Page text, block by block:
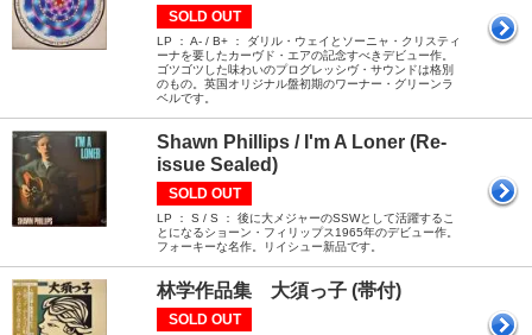
SOLD OUT
LP ： A- / B+ ： ダリル・ウェイとソーニャ・クリスティ
ーナを要したカーヴド・エアの記念すべきデビュー作。
ゴツゴツした味わいのプログレッシヴ・サウンドは格別
のもの。英国オリジナル盤初期のワーナー・グリーンラ
ベルです。
Shawn Phillips / I'm A Loner (Re-
issue Sealed)
SOLD OUT
LP ： S / S ： 後に大メジャーのSSWとして活躍するこ
とになるショーン・フィリップス1965年のデビュー作。
フォーキーな名作。リイシュー新品です。
林学作品集 大須っ子 (帯付)
SOLD OUT